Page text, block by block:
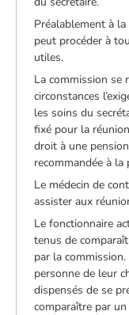
Préalablement à
peut procéder à
utiles.
La commission se
circonstances
les soins du
fixé pour la
droit à une
recommandée à la
Le médecin de
assister aux
Le fonctionnaire
tenus de
par la
personne de leur
dispensés de se
comparaître par